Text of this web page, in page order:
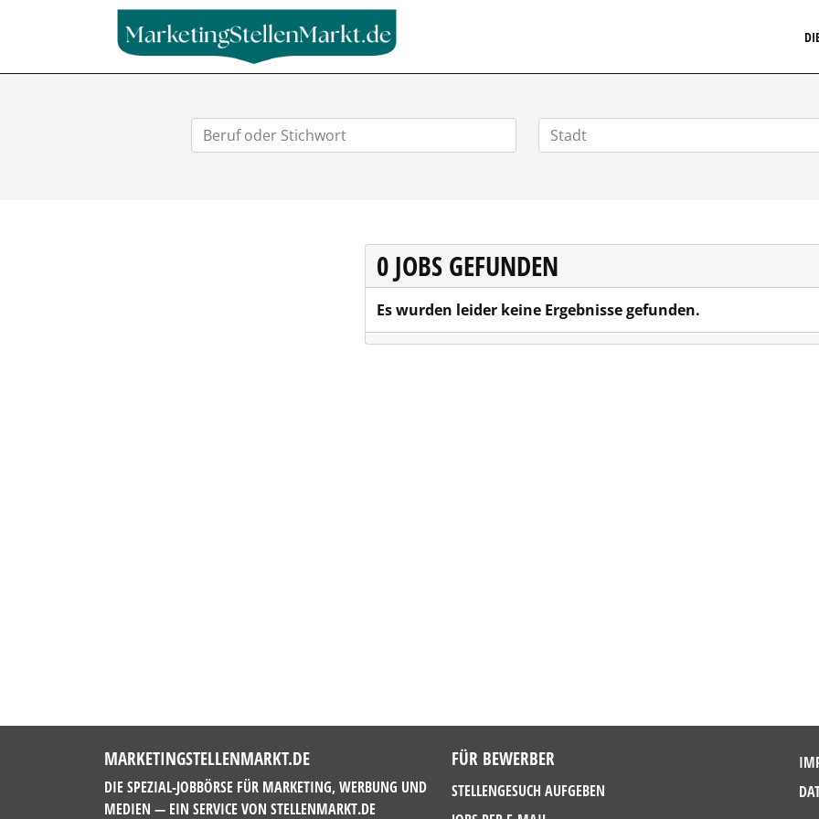
0 JOBS GEFUNDEN
Es wurden leider keine Ergebnisse gefunden.
MARKETINGSTELLENMARKT.DE
DIE SPEZIAL-JOBBÖRSE FÜR MARKETING, WERBUNG UND
MEDIEN — EIN SERVICE VON STELLENMARKT.DE
FÜR BEWERBER
STELLENGESUCH AUFGEBEN